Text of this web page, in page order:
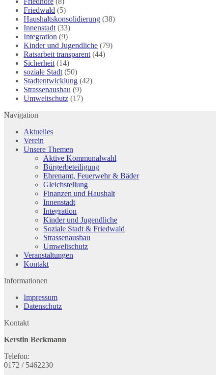
Friedwald (5)
Haushaltskonsolidierung (38)
Innenstadt (33)
Integration (9)
Kinder und Jugendliche (79)
Ratsarbeit transparent (44)
Sicherheit (14)
soziale Stadt (50)
Stadtentwicklung (42)
Strassenausbau (9)
Umweltschutz (17)
Navigation
Aktuelles
Verein
Unsere Themen
Aktive Kommunalwahl
Bürgerbeteiligung
Ehrenamt, Feuerwehr & Bäder
Gleichstellung
Finanzen und Haushalt
Innenstadt
Integration
Kinder und Jugendliche
Soziale Stadt & Friedwald
Strassenausbau
Umweltschutz
Veranstaltungen
Kontakt
Informationen
Impressum
Datenschutz
Kontakt
Kerstin Beckmann
Telefon:
0172 / 5462230